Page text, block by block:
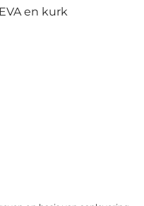
en kurk